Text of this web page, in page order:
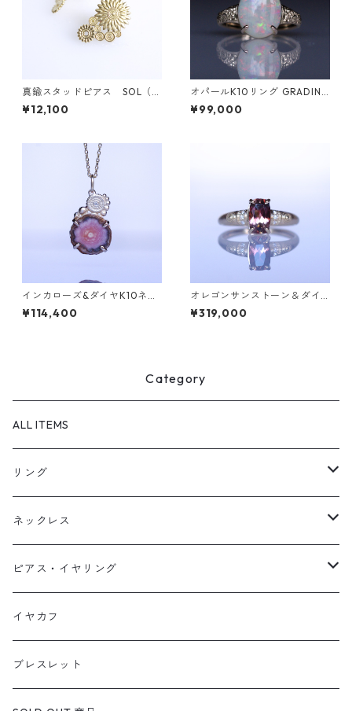
真鍮スタッドピアス SOL（ソ
ル）
¥12,100
オパールK10リング GRADINA
W(グラディナ）[GW001]
¥99,000
インカローズ&ダイヤK10ネッ
クレス ONK(オンク) [O003]
¥114,400
オレゴンサンストーン＆ダイ
ヤK18リング FATA(ファタ）[F
023]
¥319,000
Category
ALL ITEMS
リング
天然石1点ものリング【Gold】（在庫ありのみ絞込）
天然石1点ものリング【Silver】（在庫ありのみ絞込）
定番リング
ネックレス
天然石1点ものネックレス（在庫ありのみ絞込）
定番ネックレス
ピアス・イヤリング
天然石1点ものピアス（在庫ありのみ絞込）
定番ピアス/イヤリング
イヤカフ
ブレスレット